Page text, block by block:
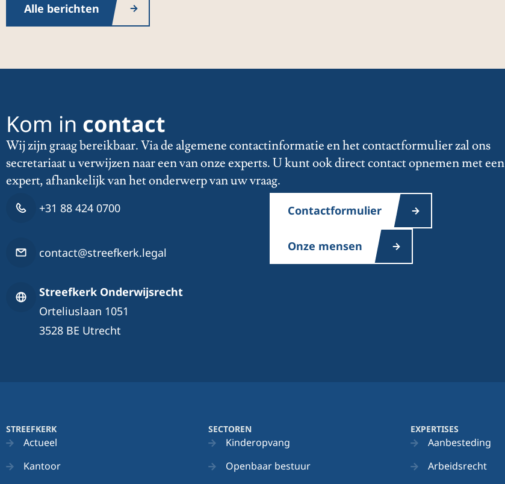
Alle berichten
Kom in contact
Wij zijn graag bereikbaar. Via de algemene contactinformatie en het contactformulier zal ons
secretariaat u verwijzen naar een van onze experts. U kunt ook direct contact opnemen met een
expert, afhankelijk van het onderwerp van uw vraag.
+31 88 424 0700
contact@streefkerk.legal
Streefkerk Onderwijsrecht
Orteliuslaan 1051
3528 BE Utrecht
Contactformulier
Onze mensen
STREEFKERK
Actueel
Kantoor
SECTOREN
Kinderopvang
Openbaar bestuur
EXPERTISES
Aanbesteding
Arbeidsrecht